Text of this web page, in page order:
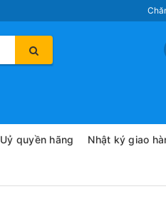
Uỷ quyền hãng Nhật ký giao